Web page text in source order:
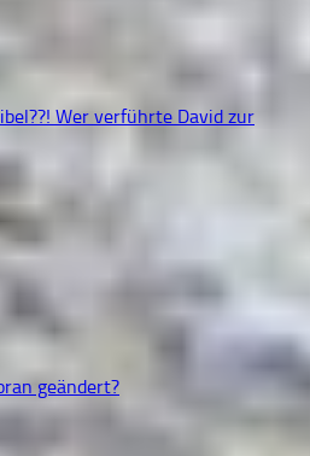
Wer verführte David zur
geändert?